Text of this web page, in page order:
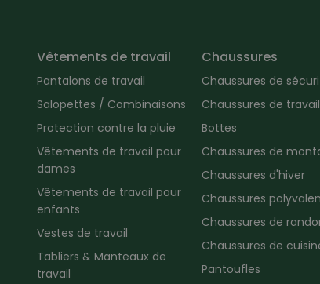
Vêtements de travail
Pantalons de travail
Salopettes / Combinaisons
Protection contre la pluie
Vêtements de travail pour
dames
Vêtements de travail pour
enfants
Vestes de travail
Tabliers & Manteaux de
travail
Chaussures
Chaussures de
Chaussures de travail
Bottes
Chaussures de
Chaussures d'hiver
Chaussures
Chaussures de
Chaussures de
Pantoufles